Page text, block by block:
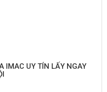
IMAC UY TÍN LẤY NGAY